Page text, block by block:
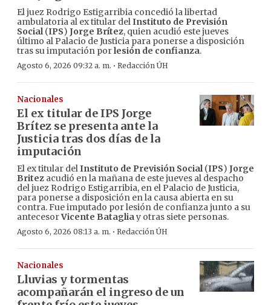
El juez Rodrigo Estigarribia concedió la libertad
ambulatoria al ex titular delInstituto de Previsión
Social(IPS) Jorge Brítez, quien acudió este jueves
último al Palacio de Justicia para ponerse a disposición
tras su imputación porlesión de confianza.
Agosto 6, 2026 09:32 a. m. · Redacción ÚH
Nacionales
El ex titular de IPS Jorge
Brítez se presenta ante la
Justicia tras dos días de la
imputación
El ex titular delInstituto de Previsión Social(IPS) Jorge
Britez acudió en la mañana de este jueves al despacho
del juez Rodrigo Estigarribia, en el Palacio de Justicia,
para ponerse a disposición en la causa abierta en su
contra. Fue imputado por lesión de confianza junto a su
antecesorVicente Batagliay otras siete personas.
Agosto 6, 2026 08:13 a. m. · Redacción ÚH
Nacionales
Lluvias y tormentas
acompañarán el ingreso de un